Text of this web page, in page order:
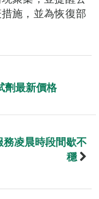
施，並為恢復部
劑最新價格
凌晨時段間歇不
穩